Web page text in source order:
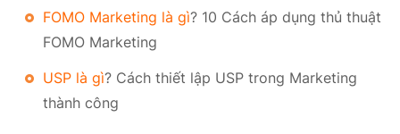
FOMO Marketing là gì? 10 Cách áp dụng thủ thuật
FOMO Marketing
USP là gì? Cách thiết lập USP trong Marketing
thành công